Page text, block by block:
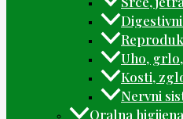
Uho,
Kosti,
Nervni
Oralna higijena